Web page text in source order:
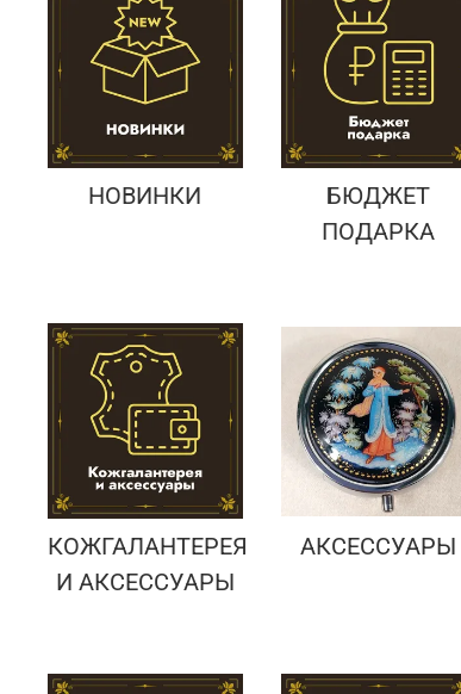
Подарки банковскому работнику
Подарки брокеру
Подарки директору/руководителю
НОВИНКИ
БЮДЖЕТ
ПОДАРКА
КОЖГАЛАНТЕРЕЯ
И АКСЕССУАРЫ
АКСЕССУАРЫ